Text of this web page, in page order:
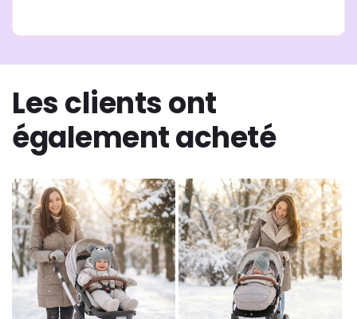
Les clients ont
également acheté